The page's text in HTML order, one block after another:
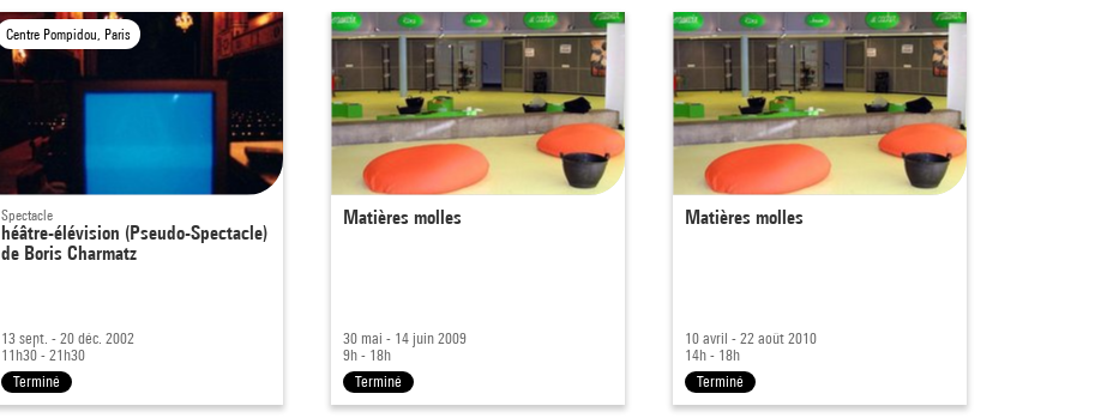
Centre Pompidou, Paris
Spectacle
héâtre-élévision (Pseudo-Spectacle)
de Boris Charmatz
13 sept. - 20 déc. 2002
11h30 - 21h30
Terminé
Matières molles
30 mai - 14 juin 2009
9h - 18h
Terminé
Matières molles
10 avril - 22 août 2010
14h - 18h
Terminé